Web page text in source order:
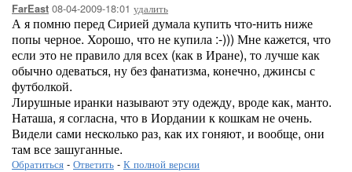
FarEast 08-04-2009-18:01 удалить
А я помню перед Сирией думала купить что-нить ниже
попы черное. Хорошо, что не купила :-))) Мне кажется, что
если это не правило для всех (как в Иране), то лучше как
обычно одеваться, ну без фанатизма, конечно, джинсы с
футболкой.
Лирушные иранки называют эту одежду, вроде как, манто.
Наташа, я согласна, что в Иордании к кошкам не очень.
Видели сами несколько раз, как их гоняют, и вообще, они
там все зашуганные.
Обратиться - Ответить - К полной версии